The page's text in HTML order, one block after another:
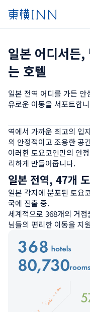
일본 어디서든,
는 호텔
일본 전역 어디를 가든
유로운 이동을 서포트합
역에서 가까운 최고의 입
의 안정적이고 조용한 공
이러한 토요코인만의 안
리하게 만들어줍니다.
일본 전역, 47개
일본 각지에 분포된 토요
국에 진출 중.
세계적으로 368개의 거
님들의 편리한 이동을 지